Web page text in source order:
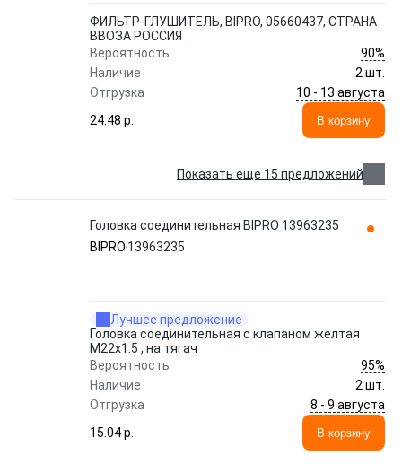
ФИЛЬТР-ГЛУШИТЕЛЬ, BIPRO, 05660437, СТРАНА
ВВОЗА РОССИЯ
Вероятность
90%
Наличие
2 шт.
Отгрузка
10 - 13 августа
24.48 p.
В корзину
Показать еще 15 предложений
Головка соединительная BIPRO 13963235
BIPRO 13963235
Лучшее предложение
Головка соединительная с клапаном желтая
M22x1.5 , на тягач
Вероятность
95%
Наличие
2 шт.
Отгрузка
8 - 9 августа
15.04 p.
В корзину